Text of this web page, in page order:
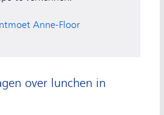
Anne-Floor
over lunchen in